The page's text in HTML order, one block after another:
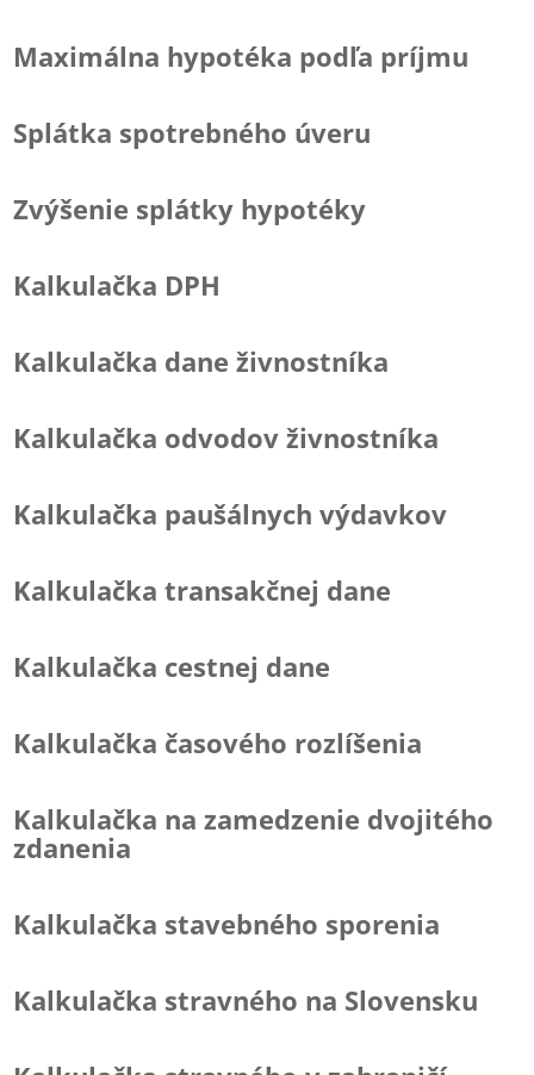
Maximálna hypotéka podľa príjmu
Splátka spotrebného úveru
Zvýšenie splátky hypotéky
Kalkulačka DPH
Kalkulačka dane živnostníka
Kalkulačka odvodov živnostníka
Kalkulačka paušálnych výdavkov
Kalkulačka transakčnej dane
Kalkulačka cestnej dane
Kalkulačka časového rozlíšenia
Kalkulačka na zamedzenie dvojitého
zdanenia
Kalkulačka stavebného sporenia
Kalkulačka stravného na Slovensku